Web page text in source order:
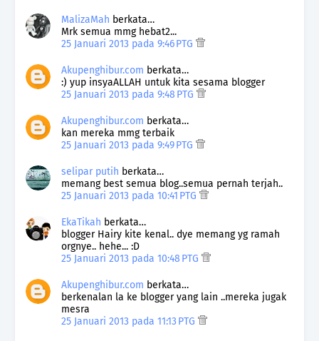
MalizaMah berkata…
Mrk semua mmg hebat2...
25 Januari 2013 pada 9:46 PTG
Akupenghibur.com berkata…
:) yup insyaALLAH untuk kita sesama blogger
25 Januari 2013 pada 9:48 PTG
Akupenghibur.com berkata…
kan mereka mmg terbaik
25 Januari 2013 pada 9:49 PTG
selipar putih berkata…
memang best semua blog..semua pernah terjah..
25 Januari 2013 pada 10:41 PTG
EkaTikah berkata…
blogger Hairy kite kenal.. dye memang yg ramah
orgnye.. hehe... :D
25 Januari 2013 pada 10:48 PTG
Akupenghibur.com berkata…
berkenalan la ke blogger yang lain ..mereka jugak
mesra
25 Januari 2013 pada 11:13 PTG